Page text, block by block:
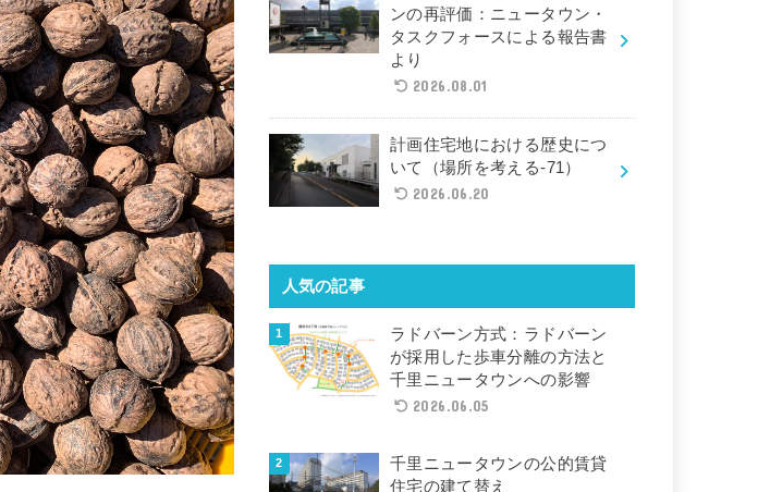
ンの再評価：ニュータウン・
タスクフォースによる報告書
より
2026.08.01
計画住宅地における歴史につ
いて（場所を考える-71）
2026.06.20
人気の記事
ラドバーン方式：ラドバーン
が採用した歩車分離の方法と
千里ニュータウンへの影響
2026.06.05
千里ニュータウンの公的賃貸
住宅の建て替え